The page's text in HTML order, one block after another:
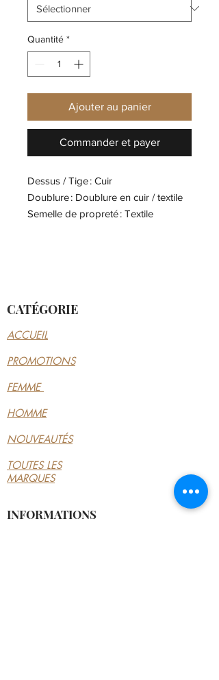
Quantité *
Ajouter au panier
Commander et payer
Dessus / Tige : Cuir
Doublure : Doublure en cuir / textile
Semelle de propreté : Textile
CATÉGORIE
ACCUEIL
PROMOTIONS
FEMME
HOMME
NOUVEAUTÉS
TOUTES LES
MARQUES
INFORMATIONS